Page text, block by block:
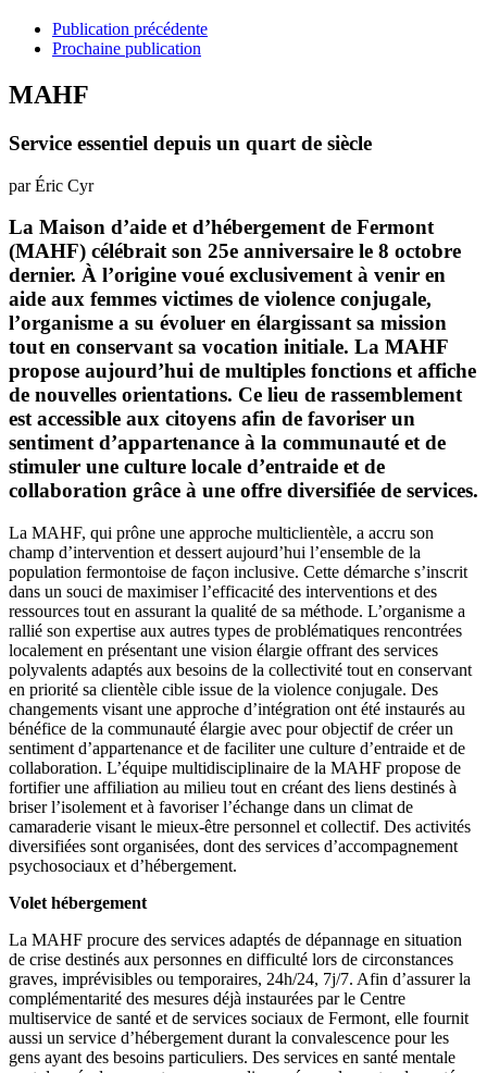
Publication précédente
Prochaine publication
MAHF
Service essentiel depuis un quart de siècle
par Éric Cyr
La Maison d’aide et d’hébergement de Fermont
(MAHF) célébrait son 25e anniversaire le 8 octobre
dernier. À l’origine voué exclusivement à venir en
aide aux femmes victimes de violence conjugale,
l’organisme a su évoluer en élargissant sa mission
tout en conservant sa vocation initiale. La MAHF
propose aujourd’hui de multiples fonctions et affiche
de nouvelles orientations. Ce lieu de rassemblement
est accessible aux citoyens afin de favoriser un
sentiment d’appartenance à la communauté et de
stimuler une culture locale d’entraide et de
collaboration grâce à une offre diversifiée de services.
La MAHF, qui prône une approche multiclientèle, a accru son
champ d’intervention et dessert aujourd’hui l’ensemble de la
population fermontoise de façon inclusive. Cette démarche s’inscrit
dans un souci de maximiser l’efficacité des interventions et des
ressources tout en assurant la qualité de sa méthode. L’organisme a
rallié son expertise aux autres types de problématiques rencontrées
localement en présentant une vision élargie offrant des services
polyvalents adaptés aux besoins de la collectivité tout en conservant
en priorité sa clientèle cible issue de la violence conjugale. Des
changements visant une approche d’intégration ont été instaurés au
bénéfice de la communauté élargie avec pour objectif de créer un
sentiment d’appartenance et de faciliter une culture d’entraide et de
collaboration. L’équipe multidisciplinaire de la MAHF propose de
fortifier une affiliation au milieu tout en créant des liens destinés à
briser l’isolement et à favoriser l’échange dans un climat de
camaraderie visant le mieux-être personnel et collectif. Des activités
diversifiées sont organisées, dont des services d’accompagnement
psychosociaux et d’hébergement.
Volet hébergement
La MAHF procure des services adaptés de dépannage en situation
de crise destinés aux personnes en difficulté lors de circonstances
graves, imprévisibles ou temporaires, 24h/24, 7j/7. Afin d’assurer la
complémentarité des mesures déjà instaurées par le Centre
multiservice de santé et de services sociaux de Fermont, elle fournit
aussi un service d’hébergement durant la convalescence pour les
gens ayant des besoins particuliers. Des services en santé mentale